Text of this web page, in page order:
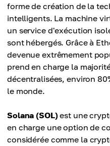
forme de création de la
intelligents. La machine
un service d'exécution
sont hébergés. Grâce à
devenue extrêmement
prend en charge la
décentralisées, environ
le monde.
Solana (SOL)est une
en charge une option de
considérée comme la